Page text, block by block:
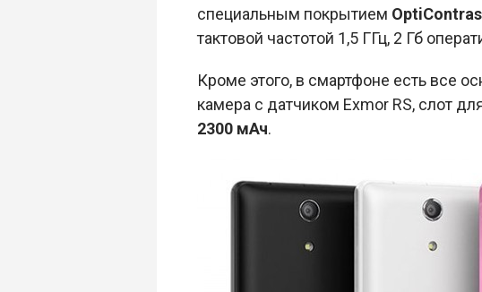
специальным покрытием
тактовой частотой 1,5 ГГц, 2 Гб
Кроме этого, в смартфоне есть все
камера с датчиком Exmor RS, слот
2300 мАч.